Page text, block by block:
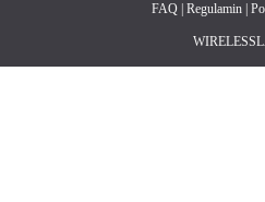
FAQ| Regulamin|